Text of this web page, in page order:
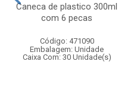
Caneca de plastico 300ml
com 6 pecas
Código: 471090
Embalagem: Unidade
Caixa Com: 30 Unidade(s)